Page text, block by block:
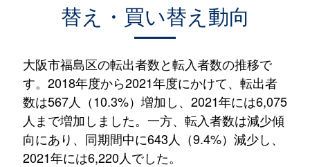
替え・買い替え動向
大阪市福島区の転出者数と転入者数の推移で
す。2018年度から2021年度にかけて、転出者
数は567人（10.3%）増加し、2021年には6,075
人まで増加しました。一方、転入者数は減少傾
向にあり、同期間中に643人（9.4%）減少し、
2021年には6,220人でした。